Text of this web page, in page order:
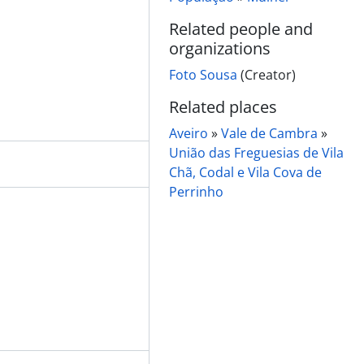
Luiz Bernardo de Almeida, na Quinta Progresso
Related people and
organizations
Foto Sousa (Creator)
Related places
Aveiro »Vale de Cambra »
União das Freguesias de Vila
Chã, Codal e Vila Cova de
Perrinho